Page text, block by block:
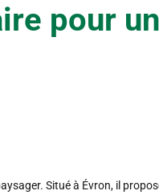
pour
Situé à Évron, il